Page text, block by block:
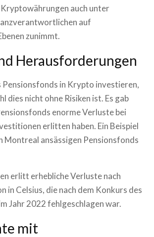
auch unter
auf
zunimmt.
Herausforderungen
Pensionsfonds in Krypto investieren,
dies nicht ohne Risiken ist. Es gab
enorme Verluste bei
erlitten haben. Ein Beispiel
Montreal ansässigen Pensionsfonds
erlitt erhebliche Verluste nach
in Celsius, die nach dem Konkurs des
Jahr 2022 fehlgeschlagen war.
mit